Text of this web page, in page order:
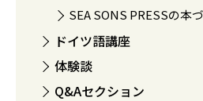
SEA SONS PRESSの本
ドイツ語講座
体験談
Q&Aセクション